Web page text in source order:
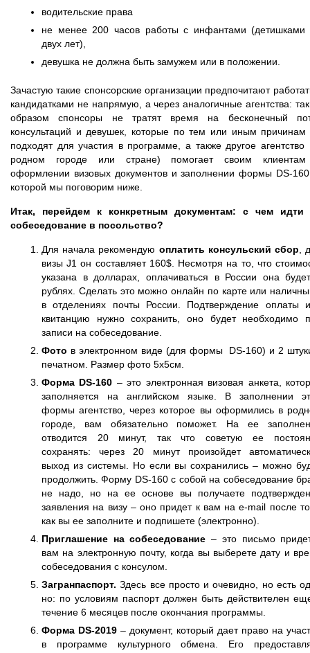
водительские права
не менее 200 часов работы с инфантами (детишками
двух лет),
девушка не должна быть замужем или в положении.
Зачастую такие спонсорские организации предпочитают
кандидатками не напрямую, а через аналогичные агентства:
образом спонсоры не тратят время на бесконечный
консультаций и девушек, которые по тем или иным причинам
подходят для участия в программе, а также другое
родном городе или стране) помогает своим
оформлении визовых документов и заполнении формы DS-
которой мы поговорим ниже.
Итак, перейдем к конкретным документам: с чем идти
собеседование в посольство?
Для начала рекомендую оплатить консульский сбор ,
визы J1 он составляет 160$. Несмотря на то, что
указана в долларах, оплачиваться в России она
рублях. Сделать это можно онлайн по карте или
в отделениях почты России. Подтверждение оплаты
квитанцию нужно сохранить, оно будет необходимо
записи на собеседование.
Фото в электронном виде (для формы DS-160) и 2
печатном. Размер фото 5х5см.
Форма DS-160 – это электронная визовая анкета,
заполняется на английском языке. В заполнении
формы агентство, через которое вы оформились в
городе, вам обязательно поможет. На ее
отводится 20 минут, так что советую ее
сохранять: через 20 минут произойдет
выход из системы. Но если вы сохранились – можно
продолжить. Форму DS-160 с собой на собеседование
не надо, но на ее основе вы получаете
заявления на визу – оно придет к вам на e-mail после
как вы ее заполните и подпишете (электронно).
Приглашение на собеседование – это письмо
вам на электронную почту, когда вы выберете дату и
собеседования с консулом.
Загранпаспорт. Здесь все просто и очевидно, но есть
но: по условиям паспорт должен быть действителен
течение 6 месяцев после окончания программы.
Форма DS-2019 – документ, который дает право на
в программе культурного обмена. Его